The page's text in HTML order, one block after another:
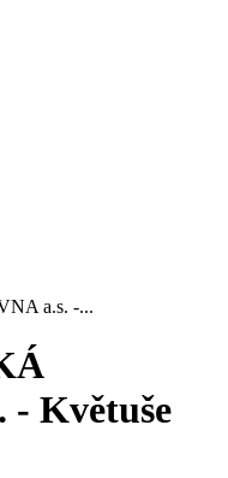
a.s. -...
- Květuše